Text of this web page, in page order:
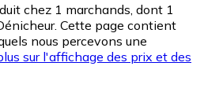
chez 1 marchands, dont 1
Cette page contient
nous percevons une
sur l'affichage des prix et des